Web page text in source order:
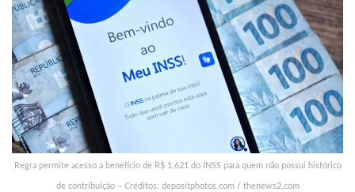
Regra permite acesso a benefício de R$ 1.621 do INSS para quem não possui histórico
de contribuição – Créditos: depositphotos.com / thenews2.com